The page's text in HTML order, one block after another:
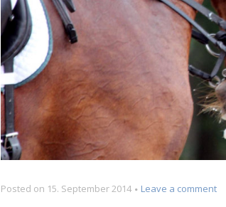
Posted on 15. September 2014 Leave a commenton